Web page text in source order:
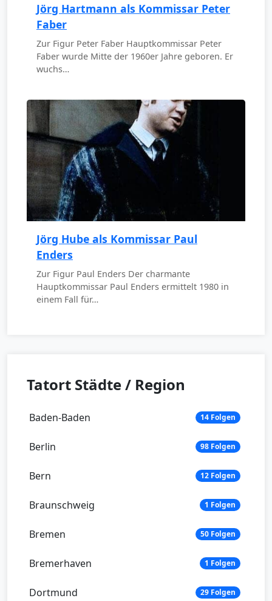
Jörg Hartmann als Kommissar Peter
Faber
Zur Figur Peter Faber Hauptkommissar Peter
Faber wurde Mitte der 1960er Jahre geboren. Er
wuchs…
Jörg Hube als Kommissar Paul
Enders
Zur Figur Paul Enders Der charmante
Hauptkommissar Paul Enders ermittelt 1980 in
einem Fall für…
Tatort Städte / Region
Baden-Baden 14 Folgen
Berlin 98 Folgen
Bern 12 Folgen
Braunschweig 1 Folgen
Bremen 50 Folgen
Bremerhaven 1 Folgen
Dortmund 29 Folgen